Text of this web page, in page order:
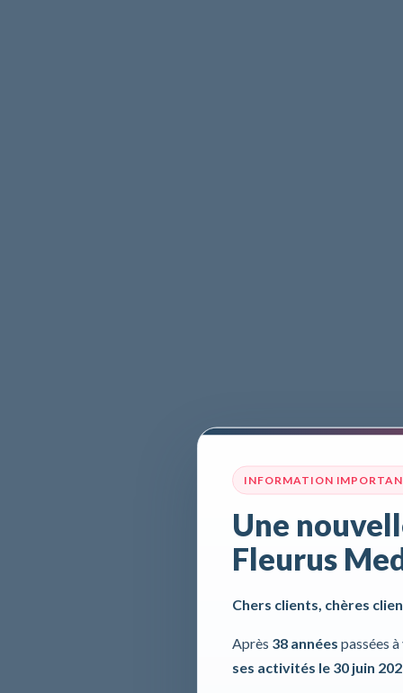
INFORMATION
Une
Fleurus
Chers clients, chères
Après 38 années passées
ses activités le 30 juin